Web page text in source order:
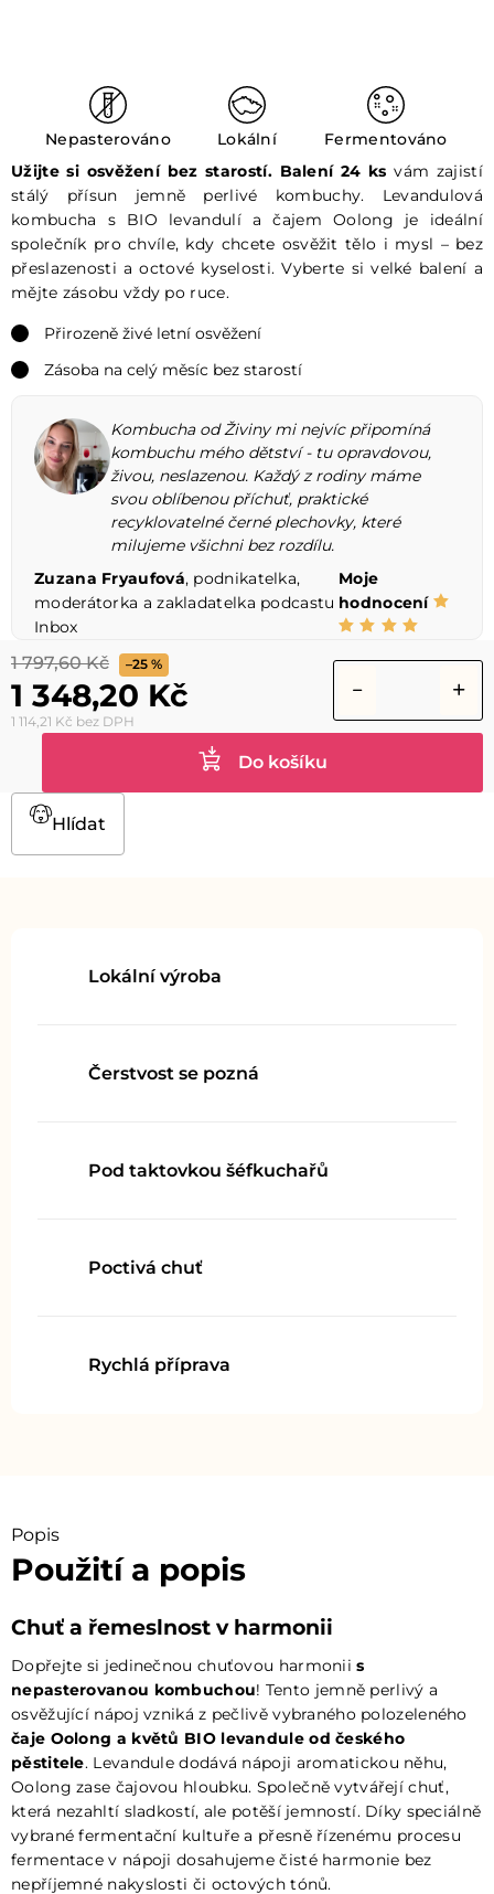
Nepasterováno Lokální
Fermentováno
Užijte si osvěžení bez starostí. Balení 24 ks vám zajistí
stálý přísun jemně perlivé kombuchy. Levandulová
kombucha s BIO levandulí a čajem Oolong je ideální
společník pro chvíle, kdy chcete osvěžit tělo i mysl – bez
přeslazenosti a octové kyselosti. Vyberte si velké balení a
mějte zásobu vždy po ruce.
Přirozeně živé letní osvěžení
Zásoba na celý měsíc bez starostí
Kombucha od Živiny mi nejvíc připomíná
kombuchu mého dětství - tu opravdovou,
živou, neslazenou. Každý z rodiny máme
svou oblíbenou příchuť, praktické
recyklovatelné černé plechovky, které
milujeme všichni bez rozdílu.
Zuzana Fryaufová, podnikatelka,
moderátorka a zakladatelka podcastu
Inbox
Moje
hodnocení
1 797,60 Kč –25 %
1 348,20 Kč
1 114,21 Kč bez DPH
Do košíku
Hlídat
Lokální výroba
Čerstvost se pozná
Pod taktovkou šéfkuchařů
Poctivá chuť
Rychlá příprava
Popis
Použití a popis
Chuť a řemeslnost v harmonii
Dopřejte si jedinečnou chuťovou harmoniis
nepasterovanou kombuchou! Tento jemně perlivý a
osvěžující nápoj vzniká z pečlivě vybraného polozeleného
čaje Oolong a květů BIO levandule od českého
pěstitele. Levandule dodává nápoji aromatickou něhu,
Oolong zase čajovou hloubku. Společně vytvářejí chuť,
která nezahltí sladkostí, ale potěší jemností. Díky speciálně
vybrané fermentační kultuře a přesně řízenému procesu
fermentace v nápoji dosahujeme čisté harmonie bez
nepříjemné nakyslosti či octových tónů.